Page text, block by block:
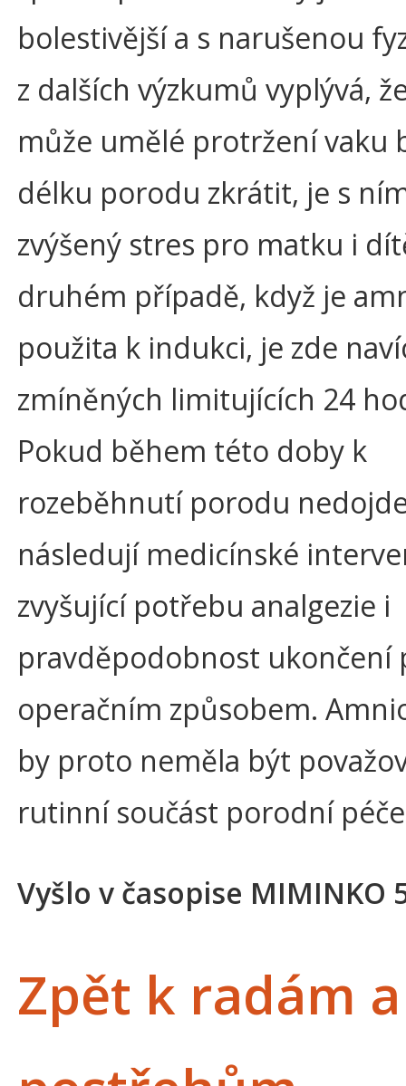
bolestivější a s narušenou
z dalších výzkumů vyplývá,
může umělé protržení vaku
délku porodu zkrátit, je s
zvýšený stres pro matku i
druhém případě, když je
použita k indukci, je zde
zmíněných limitujících 24
Pokud během této doby k
rozeběhnutí porodu
následují medicínské
zvyšující potřebu analgezie i
pravděpodobnost ukončení
operačním způsobem.
by proto neměla být
rutinní součást porodní
Vyšlo v časopise MIMINKO
Zpět k radám a